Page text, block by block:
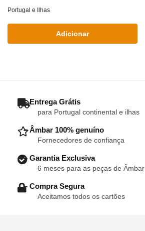
preço
original
era:
atual
é:
Portugal e Ilhas
Adicionar
– Entrega Grátis
para Portugal continental e ilhas
– Âmbar 100% genuíno
Fornecedores de confiança
– Garantia Exclusiva
6 meses para as peças de Âmbar
– Compra Segura
Aceitamos todos os cartões